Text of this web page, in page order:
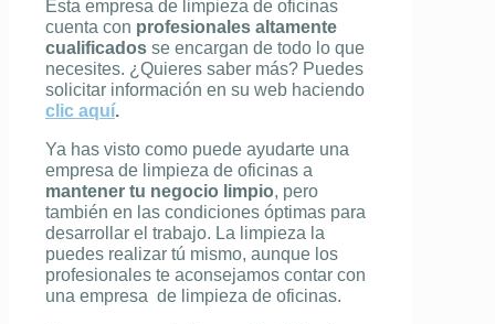
Esta empresa de limpieza de oficinas
cuenta con profesionales altamente
cualificados se encargan de todo lo que
necesites. ¿Quieres saber más? Puedes
solicitar información en su web haciendo
clic aquí.
Ya has visto como puede ayudarte una
empresa de limpieza de oficinas a
mantener tu negocio limpio, pero
también en las condiciones óptimas para
desarrollar el trabajo. La limpieza la
puedes realizar tú mismo, aunque los
profesionales te aconsejamos contar con
una empresa de limpieza de oficinas.